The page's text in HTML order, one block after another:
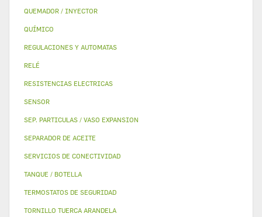
QUEMADOR / INYECTOR
QUÍMICO
REGULACIONES Y AUTOMATAS
RELÉ
RESISTENCIAS ELECTRICAS
SENSOR
SEP. PARTICULAS / VASO EXPANSION
SEPARADOR DE ACEITE
SERVICIOS DE CONECTIVIDAD
TANQUE / BOTELLA
TERMOSTATOS DE SEGURIDAD
TORNILLO TUERCA ARANDELA